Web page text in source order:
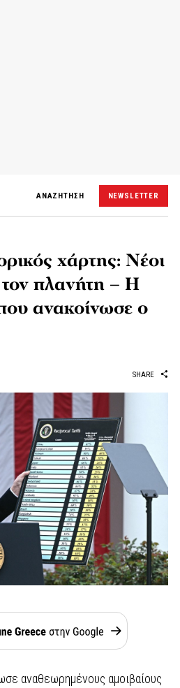
ΑΝΑΖΗΤΗΣΗ NEWSLETTER
χάρτης: Νέοι
πλανήτη – Η
ανακοίνωσε ο
SHARE
αναθεωρημένους αμοιβαίους